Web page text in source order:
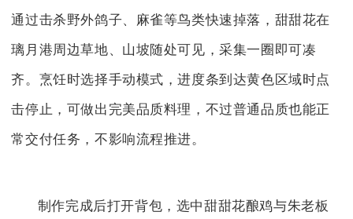
通过击杀野外鸽子、麻雀等鸟类快速掉落，甜甜花在
璃月港周边草地、山坡随处可见，采集一圈即可凑
齐。烹饪时选择手动模式，进度条到达黄色区域时点
击停止，可做出完美品质料理，不过普通品质也能正
常交付任务，不影响流程推进。
制作完成后打开背包，选中甜甜花酿鸡与朱老板